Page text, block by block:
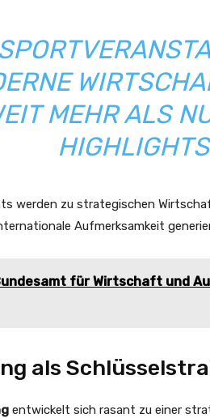
MEHR ALS
werden zu strategischen
Aufmerksamkeit
für Wirtschaft und
als
entwickelt sich rasant zu einer